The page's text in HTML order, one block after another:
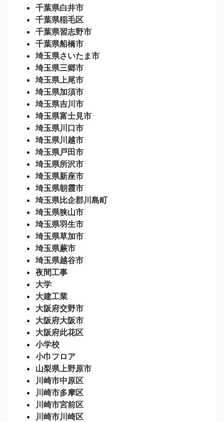
千葉県白井市
千葉県稲毛区
千葉県習志野市
千葉県船橋市
埼玉県さいたま市
埼玉県三郷市
埼玉県上尾市
埼玉県加須市
埼玉県吉川市
埼玉県富士見市
埼玉県川口市
埼玉県川越市
埼玉県戸田市
埼玉県所沢市
埼玉県新座市
埼玉県朝霞市
埼玉県比企郡川島町
埼玉県狭山市
埼玉県羽生市
埼玉県草加市
埼玉県蕨市
埼玉県越谷市
夜間工事
大学
大建工業
大阪府交野市
大阪府大阪市
大阪府此花区
小学校
小巾フロア
山梨県上野原市
川崎市中原区
川崎市多摩区
川崎市宮前区
川崎市川崎区